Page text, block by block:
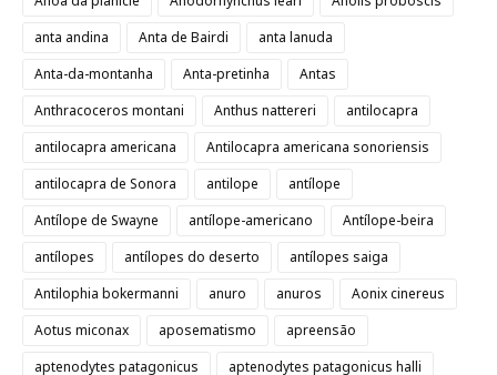
anta andina
Anta de Bairdi
anta lanuda
Anta-da-montanha
Anta-pretinha
Antas
Anthracoceros montani
Anthus nattereri
antilocapra
antilocapra americana
Antilocapra americana sonoriensis
antilocapra de Sonora
antilope
antílope
Antílope de Swayne
antílope-americano
Antílope-beira
antílopes
antílopes do deserto
antílopes saiga
Antilophia bokermanni
anuro anuros
Aonix cinereus
Aotus miconax
aposematismo
apreensão
aptenodytes patagonicus
aptenodytes patagonicus halli